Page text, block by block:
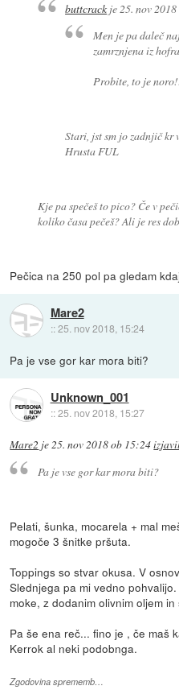
buttcrack je25. nov
Men je pa daleč
zamrznjena iz
Probite, to je
Stari, jst sm jo zadnjič kr
Hrusta FUL
Kje pa spečeš to pico? Če v
koliko časa pečeš? Ali je res
Pečica na 250 pol pa gledam
Mare2
::25. nov 2018, 15:24
Pa je vse gor kar mora biti?
Unknown_001
::25. nov 2018, 15:27
Mare2 je25. nov 2018 ob 15:24
Pa je vse gor kar mora biti?
Pelati, šunka, mocarela + mal
mogoče 3 šnitke pršuta.
Toppings so stvar okusa. V
Slednjega pa mi vedno
moke, z dodanim olivnim oljem in
Pa še ena reč... fino je , če maš
Kerrok al neki podobnga.
Zgodovina sprememb…